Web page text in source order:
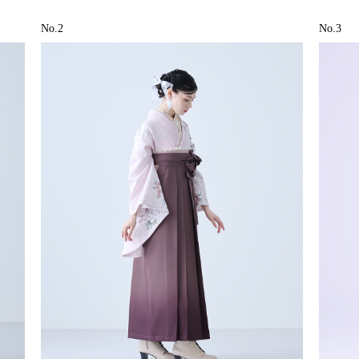
No.2 No.3